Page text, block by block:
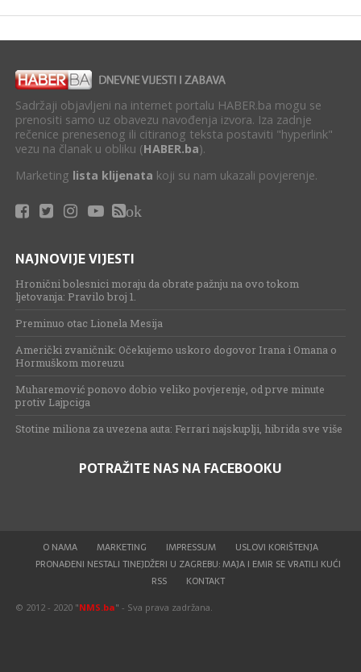
Sadržaji objavljeni na internet portalu HABER.ba mogu se
prenositi samo uz obavezu navođenja izvora. Iza zadnje
rečenice prenesenog ili citiranog teksta postaviti "hyperlink"
vezu na članak u obliku (HABER.ba).
Marketing lista klijenata koji su nam ukazali povjerenje.
ok
NAJNOVIJE VIJESTI
Hronični bolesnici moraju da obrate pažnju na ovo tokom
ljetovanja: Pravilo broj 1.
Preminuo otac Lionela Mesija
Američki zvaničnik: Očekujemo uskoro dogovor Irana i Omana o
Hormuškom moreuzu
Muharemović ponovo dobio veliko povjerenje, od prve minute
protiv Lajpciga
Stotine miliona za uvezena auta: Ferrari najskuplji, hibrida sve više
POTRAŽITE NAS NA FACEBOOKU
O NAMA MARKETING IMPRESSUM
USLOVI KORIŠTENJA
PRONAĐENI NESTALI TINEJDŽERI U ZAGREBU: MAJA I EMIR SE VRATILI KUĆI
RSS
KONTAKT
© 2012 - 2020 "NMS.ba" - Sva prava zadržana.